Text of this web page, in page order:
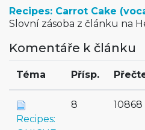
Recipes: Carrot Cake
Slovní zásoba z článku na
Komentáře k článku
Téma Přísp.
Recipes:
8 10868